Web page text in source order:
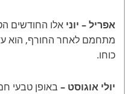
אפריל – יוני אלו החודשים
מתחמם לאחר החורף, הוא
כוחו.
יולי אוגוסט – באופן טבעי